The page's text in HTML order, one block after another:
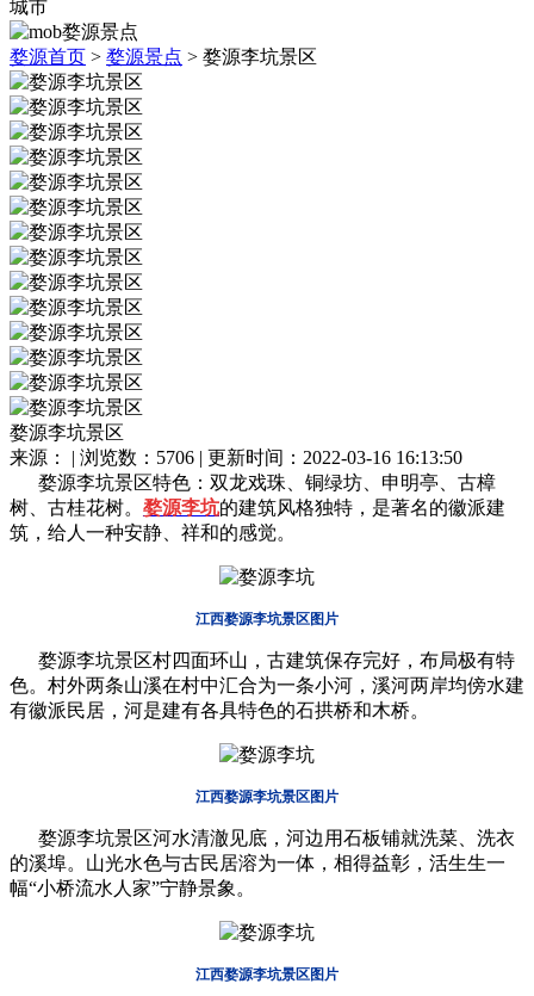
城市
婺源首页 > 婺源景点 > 婺源李坑景区
婺源李坑景区
来源： | 浏览数：5706 | 更新时间：2022-03-16 16:13:50
婺源李坑景区特色：双龙戏珠、铜绿坊、申明亭、古樟
树、古桂花树。 婺源李坑的建筑风格独特，是著名的徽派建
筑，给人一种安静、祥和的感觉。
江西婺源李坑景区图片
婺源李坑景区村四面环山，古建筑保存完好，布局极有特
色。村外两条山溪在村中汇合为一条小河，溪河两岸均傍水建
有徽派民居，河是建有各具特色的石拱桥和木桥。
江西婺源李坑景区图片
婺源李坑景区河水清澈见底，河边用石板铺就洗菜、洗衣
的溪埠。山光水色与古民居溶为一体，相得益彰，活生生一
幅“小桥流水人家”宁静景象。
江西婺源李坑景区图片